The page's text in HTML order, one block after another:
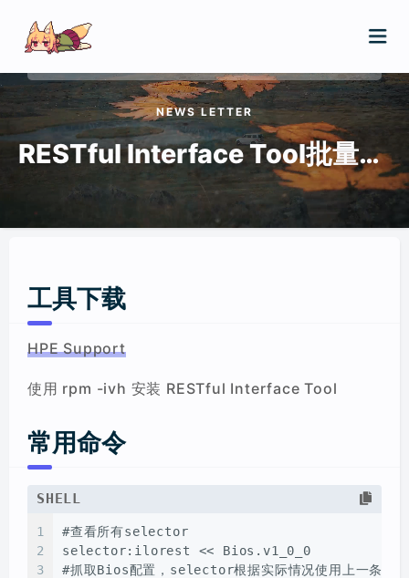
首页
友链
NEWS LETTER
RESTful Interface Tool批量写入HPE服务器BIOS
工具下载
HPE Support
使用 rpm -ivh 安装 RESTful Interface Tool
常用命令
SHELL
1
2
3
#查看所有selector
selector:ilorest << Bios.v1_0_0
#抓取Bios配置，selector根据实际情况使用上一条命